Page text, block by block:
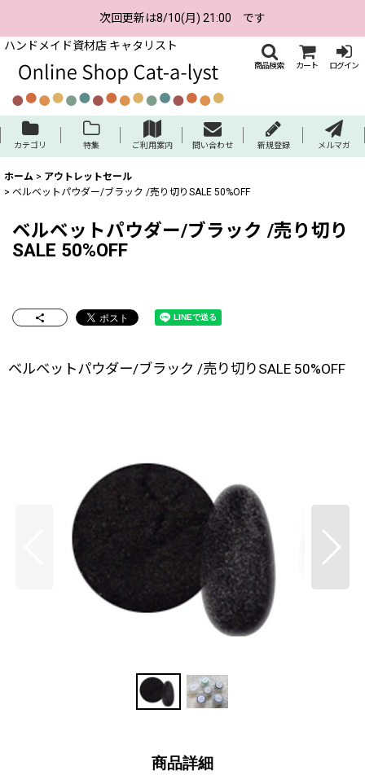
次回更新は8/10(月) 21:00 です
ハンドメイド資材店 キャタリスト
商品検索 カート ログイン
カテゴリ 特集 ご利用案内 問い合わせ 新規登録 メルマガ
ホーム > アウトレットセール
> ベルベットパウダー/ブラック /売り切りSALE 50%OFF
ベルベットパウダー/ブラック /売り切り
SALE 50%OFF
ベルベットパウダー/ブラック /売り切りSALE 50%OFF
商品詳細